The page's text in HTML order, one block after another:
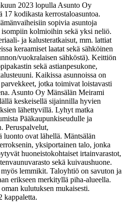
2023 lopulla Asunto Oy
17 kodikasta kerrostaloasuntoa.
sopivia asuntoja
kolmioihin sekä yksi neliö.
ja kalusteratkaisut, mm. lattiat
keraamiset laatat sekä sähköinen
vuokralaisen sähköstä). Keittiön
sekä astianpesukone,
Kaikissa asunnoissa on
jotka toimivat loistavasti
Asunto Oy Mänsälän Meirami
keskeisellä sijainnilla hyvien
lähettyvillä. Lyhyt matka
Pääkaupunkiseudulle ja
Peruspalvelut,
luonto ovat lähellä. Mäntsälän
yksiportainen talo, jonka
huoneistokohtaiset irtainvarastot,
sekä kuivaushuone.
lemmikit. Taloyhtiö on savuton ja
erikseen merkityllä piha-alueella.
kulutuksen mukaisesti.
kappaletta.